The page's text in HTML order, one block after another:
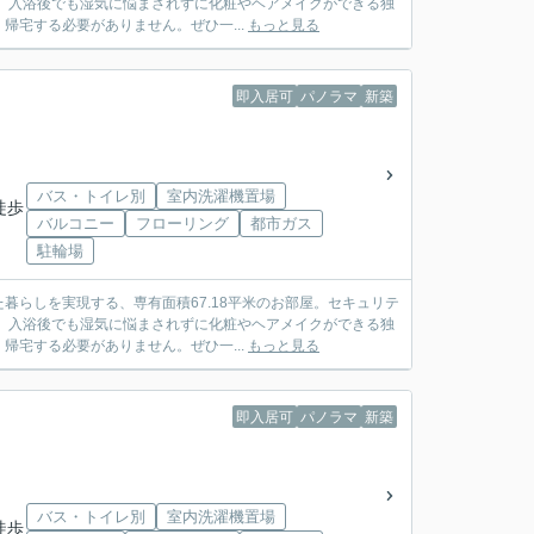
浴後でも湿気に悩まされずに化粧やヘアメイクができる独
宅する必要がありません。ぜひ一... もっと見る
即入居可 パノラマ 新築
歩
バス・トイレ別
室内洗濯機置場
バルコニー
フローリング
都市ガス
駐輪場
らしを実現する、専有面積67.18平米のお部屋。セキュリテ
浴後でも湿気に悩まされずに化粧やヘアメイクができる独
宅する必要がありません。ぜひ一... もっと見る
即入居可 パノラマ 新築
歩
バス・トイレ別 室内洗濯機置場